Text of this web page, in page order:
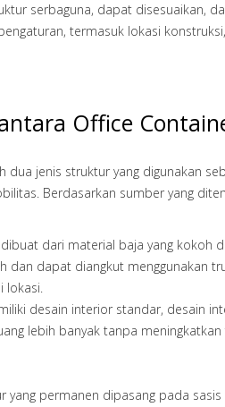
serbaguna, dapat disesuaikan,
termasuk lokasi
Office
jenis struktur yang digunakan
Berdasarkan sumber yang
dari material baja yang kokoh
dan dapat diangkut menggunakan
lokasi.
desain interior standar, desain
lebih banyak tanpa
yang permanen dipasang pada